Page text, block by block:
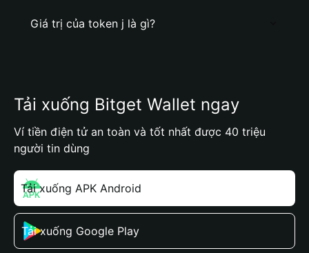
Giá trị của token j là gì?
Tải xuống Bitget Wallet ngay
Ví tiền điện tử an toàn và tốt nhất được 40 triệu
người tin dùng
Tải xuống APK Android
Tải xuống Google Play